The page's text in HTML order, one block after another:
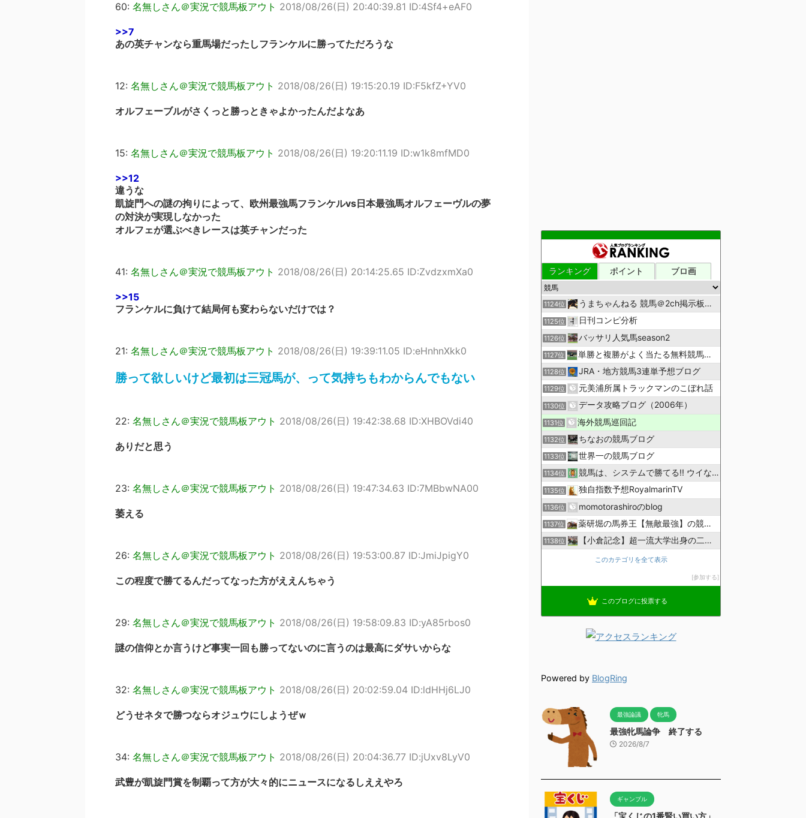
60: 名無しさん＠実況で競馬板アウト 2018/08/26(日) 20:40:39.81 ID:4Sf4+eAF0
>>7
あの英チャンなら重馬場だったしフランケルに勝ってただろうな
12: 名無しさん＠実況で競馬板アウト 2018/08/26(日) 19:15:20.19 ID:F5kfZ+YV0
オルフェーブルがさくっと勝っときゃよかったんだよなあ
15: 名無しさん＠実況で競馬板アウト 2018/08/26(日) 19:20:11.19 ID:w1k8mfMD0
>>12
違うな
凱旋門への謎の拘りによって、欧州最強馬フランケルvs日本最強馬オルフェーヴルの夢
の対決が実現しなかった
オルフェが選ぶべきレースは英チャンだった
41: 名無しさん＠実況で競馬板アウト 2018/08/26(日) 20:14:25.65 ID:ZvdzxmXa0
>>15
フランケルに負けて結局何も変わらないだけでは？
21: 名無しさん＠実況で競馬板アウト 2018/08/26(日) 19:39:11.05 ID:eHnhnXkk0
勝って欲しいけど最初は三冠馬が、って気持ちもわからんでもない
22: 名無しさん＠実況で競馬板アウト 2018/08/26(日) 19:42:38.68 ID:XHBOVdi40
ありだと思う
23: 名無しさん＠実況で競馬板アウト 2018/08/26(日) 19:47:34.63 ID:7MBbwNA00
萎える
26: 名無しさん＠実況で競馬板アウト 2018/08/26(日) 19:53:00.87 ID:JmiJpigY0
この程度で勝てるんだってなった方がええんちゃう
29: 名無しさん＠実況で競馬板アウト 2018/08/26(日) 19:58:09.83 ID:yA85rbos0
謎の信仰とか言うけど事実一回も勝ってないのに言うのは最高にダサいからな
32: 名無しさん＠実況で競馬板アウト 2018/08/26(日) 20:02:59.04 ID:ldHHj6LJ0
どうせネタで勝つならオジュウにしようぜｗ
34: 名無しさん＠実況で競馬板アウト 2018/08/26(日) 20:04:36.77 ID:jUxv8LyV0
武豊が凱旋門賞を制覇って方が大々的にニュースになるしええやろ
ランキング ポイント ブロ画
1124位 うまちゃんねる 競馬＠2ch掲示板まとめ
1125位 日刊コンピ分析
1126位 バッサリ人気馬season2
1127位 単勝と複勝がよく当たる無料競馬予想ブログ
1128位 JRA・地方競馬3連単予想ブログ
1129位 元美浦所属トラックマンのこぼれ話
1130位 データ攻略ブログ（2006年）
1131位 海外競馬巡回記
1132位 ちなおの競馬ブログ
1133位 世界一の競馬ブログ
1134位 競馬は、システムで勝てる!! ウイなび
1135位 独自指数予想RoyalmarinTV
1136位 momotorashiroのblog
1137位 薬研堀の馬券王【無敵最強】の競馬予想
1138位 【小倉記念】超一流大学出身の二人で理論競馬
このカテゴリを全て表示
参加する
このブログに投票する
Powered by BlogRing
最強論議 牝馬
最強牝馬論争 終了する
2026/8/7
ギャンブル
「宝くじの1番賢い買い方」